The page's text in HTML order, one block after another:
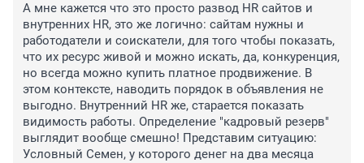
А мне кажется что это просто развод HR сайтов и
внутренних HR, это же логично: сайтам нужны и
работодатели и соискатели, для того чтобы показать,
что их ресурс живой и можно искать, да, конкуренция,
но всегда можно купить платное продвижение. В
этом контексте, наводить порядок в объявления не
выгодно. Внутренний HR же, старается показать
видимость работы. Определение "кадровый резерв"
выглядит вообще смешно! Представим ситуацию:
Условный Семен, у которого денег на два месяца